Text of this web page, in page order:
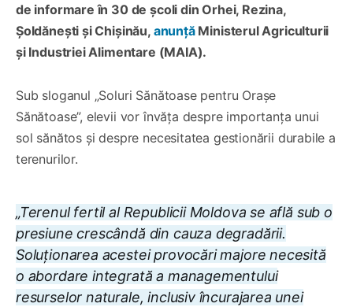
de informare în 30 de școli din Orhei, Rezina,
Șoldănești și Chișinău, anunță Ministerul Agriculturii
și Industriei Alimentare (MAIA).
Sub sloganul „Soluri Sănătoase pentru Orașe
Sănătoase”, elevii vor învăța despre importanța unui
sol sănătos și despre necesitatea gestionării durabile a
terenurilor.
„Terenul fertil al Republicii Moldova se află sub o
presiune crescândă din cauza degradării.
Soluționarea acestei provocări majore necesită
o abordare integrată a managementului
resurselor naturale, inclusiv încurajarea unei